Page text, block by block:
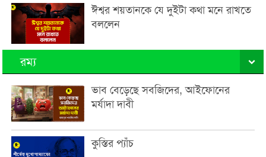
ঈশ্বর শয়তানকে যে দুইটা কথা মনে রাখতে
বললেন
রম্য
ভাব বেড়েছে সবজিদের, আইফোনের
মর্যাদা দাবী
কুস্তির প্যাঁচ